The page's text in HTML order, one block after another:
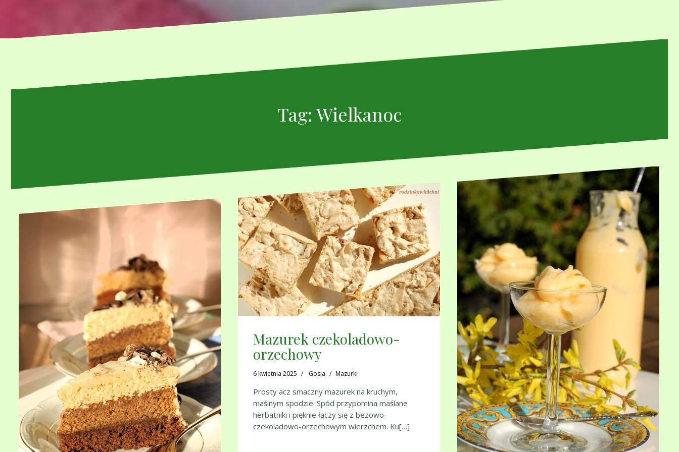
Tag: Wielkanoc
Mazurek czekoladowo-
orzechowy
6 kwietnia 2025 Gosia Mazurki
Prosty acz smaczny mazurek na kruchym,
maślnym spodzie. Spód przypomina maślane
herbatniki i pięknie łączy się z bezowo-
czekoladowo-orzechowym wierzchem. Ku[…]